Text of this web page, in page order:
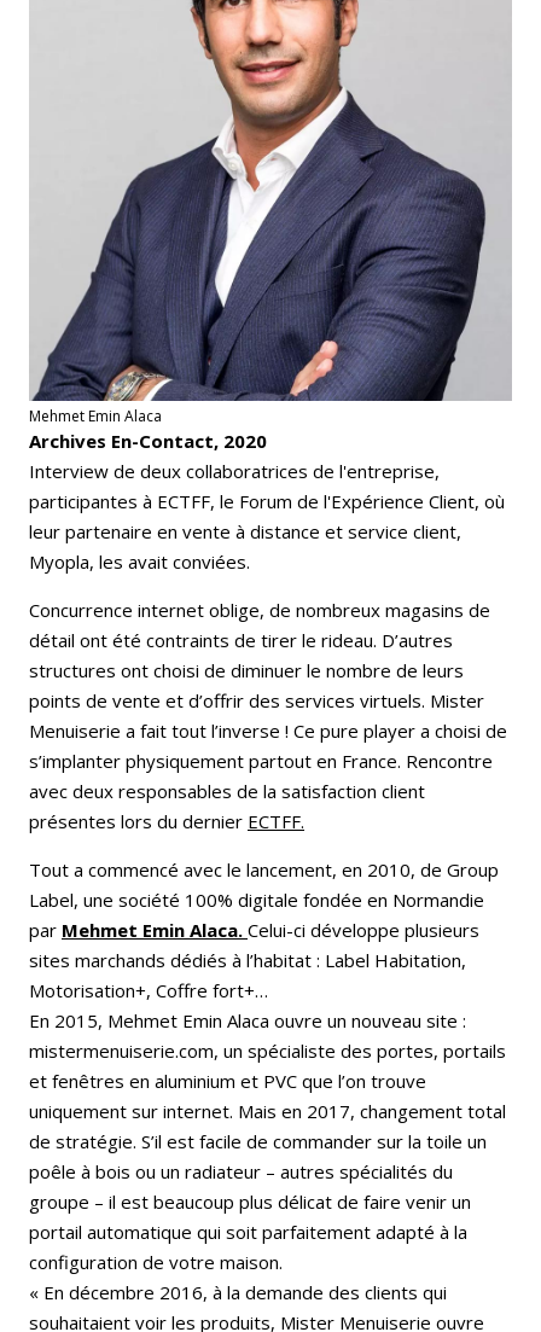
Mehmet Emin Alaca
Archives En-Contact, 2020
Interview de deux collaboratrices de l'entreprise,
participantes à ECTFF, le Forum de l'Expérience Client, où
leur partenaire en vente à distance et service client,
Myopla, les avait conviées.
Concurrence internet oblige, de nombreux magasins de
détail ont été contraints de tirer le rideau. D’autres
structures ont choisi de diminuer le nombre de leurs
points de vente et d’offrir des services virtuels. Mister
Menuiserie a fait tout l’inverse ! Ce pure player a choisi de
s’implanter physiquement partout en France. Rencontre
avec deux responsables de la satisfaction client
présentes lors du dernier ECTFF.
Tout a commencé avec le lancement, en 2010, de Group
Label, une société 100% digitale fondée en Normandie
par Mehmet Emin Alaca. Celui-ci développe plusieurs
sites marchands dédiés à l’habitat : Label Habitation,
Motorisation+, Coffre fort+…
En 2015, Mehmet Emin Alaca ouvre un nouveau site :
mistermenuiserie.com, un spécialiste des portes, portails
et fenêtres en aluminium et PVC que l’on trouve
uniquement sur internet. Mais en 2017, changement total
de stratégie. S’il est facile de commander sur la toile un
poêle à bois ou un radiateur – autres spécialités du
groupe – il est beaucoup plus délicat de faire venir un
portail automatique qui soit parfaitement adapté à la
configuration de votre maison.
« En décembre 2016, à la demande des clients qui
souhaitaient voir les produits, Mister Menuiserie ouvre